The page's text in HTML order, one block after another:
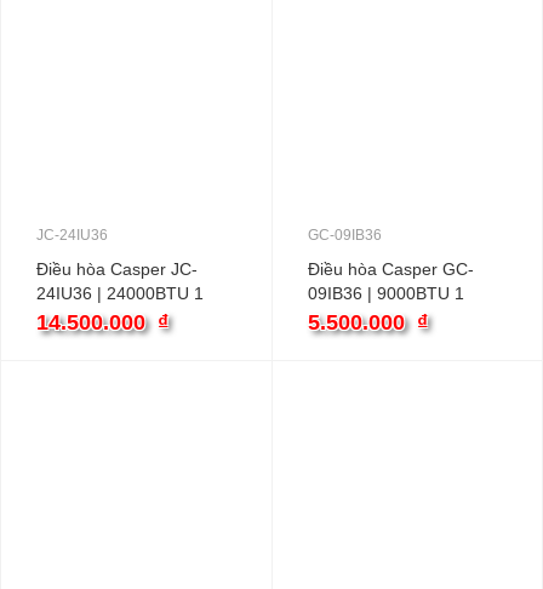
JC-24IU36
Điều hòa Casper JC-
24IU36 | 24000BTU 1
chiều inverter
14.500.000 ₫
GC-09IB36
Điều hòa Casper GC-
09IB36 | 9000BTU 1
chiều inverter
5.500.000 ₫